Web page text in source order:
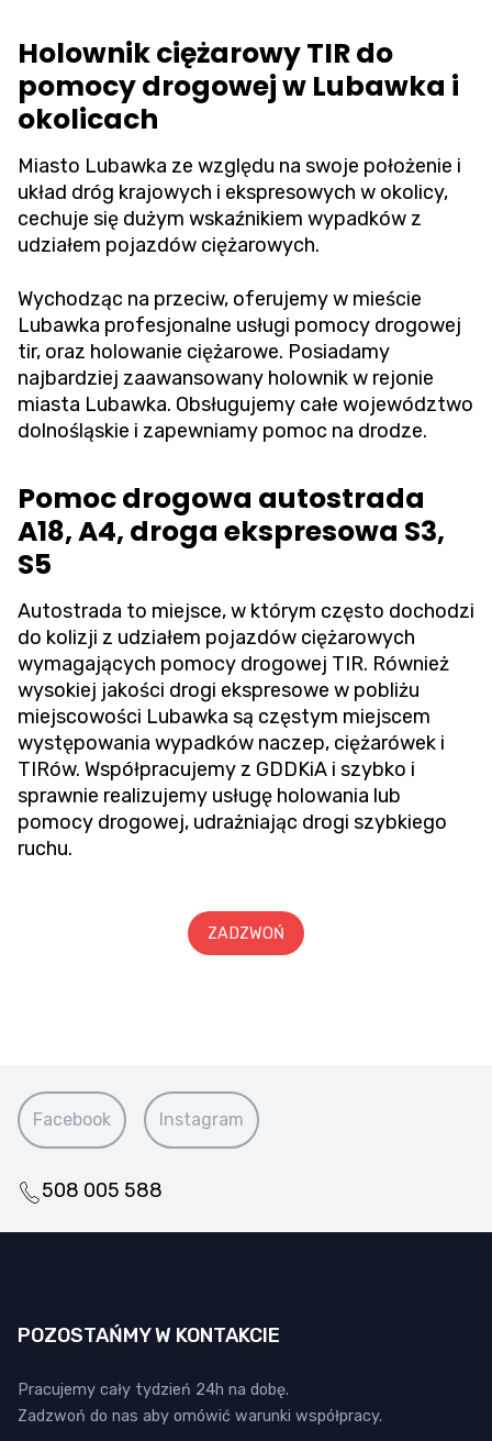
Holownik ciężarowy TIR do
pomocy drogowej w Lubawka i
okolicach
Miasto Lubawka ze względu na swoje położenie i
układ dróg krajowych i ekspresowych w okolicy,
cechuje się dużym wskaźnikiem wypadków z
udziałem pojazdów ciężarowych.
Wychodząc na przeciw, oferujemy w mieście
Lubawka profesjonalne usługi pomocy drogowej
tir, oraz holowanie ciężarowe. Posiadamy
najbardziej zaawansowany holownik w rejonie
miasta Lubawka. Obsługujemy całe województwo
dolnośląskie i zapewniamy pomoc na drodze.
Pomoc drogowa autostrada
A18, A4, droga ekspresowa S3,
S5
Autostrada to miejsce, w którym często dochodzi
do kolizji z udziałem pojazdów ciężarowych
wymagających pomocy drogowej TIR. Również
wysokiej jakości drogi ekspresowe w pobliżu
miejscowości Lubawka są częstym miejscem
występowania wypadków naczep, ciężarówek i
TIRów. Współpracujemy z GDDKiA i szybko i
sprawnie realizujemy usługę holowania lub
pomocy drogowej, udrażniając drogi szybkiego
ruchu.
ZADZWOŃ
Facebook Instagram
508 005 588
POZOSTAŃMY W KONTAKCIE
Pracujemy cały tydzień 24h na dobę.
Zadzwoń do nas aby omówić warunki współpracy.